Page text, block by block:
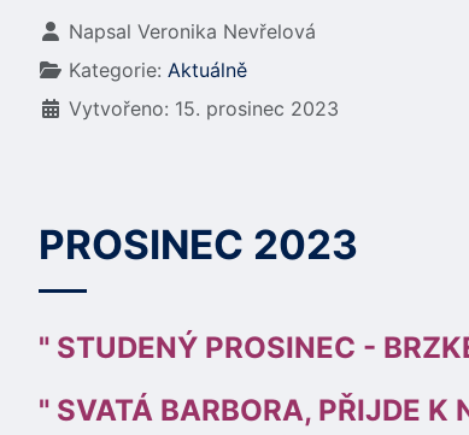
Základní údaje
Napsal Veronika Nevřelová
Kategorie: Aktuálně
Vytvořeno: 15. prosinec 2023
PROSINEC 2023
" STUDENÝ PROSINEC -
" SVATÁ BARBORA, PŘIJDE K